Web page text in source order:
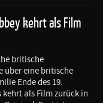
kehrt als Film
britische
über eine britische
Ende des 19.
als Film zurück in